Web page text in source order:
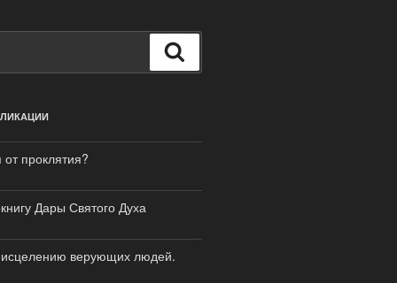
от проклятия?
Дары Святого Духа
исцелению верующих людей.